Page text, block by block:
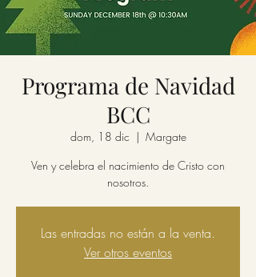
Programa de Navidad
BCC
dom, 18 dic
  |
Margate
Ven y celebra el nacimiento de Cristo con
nosotros.
Las entradas no están a la venta.
Ver otros eventos